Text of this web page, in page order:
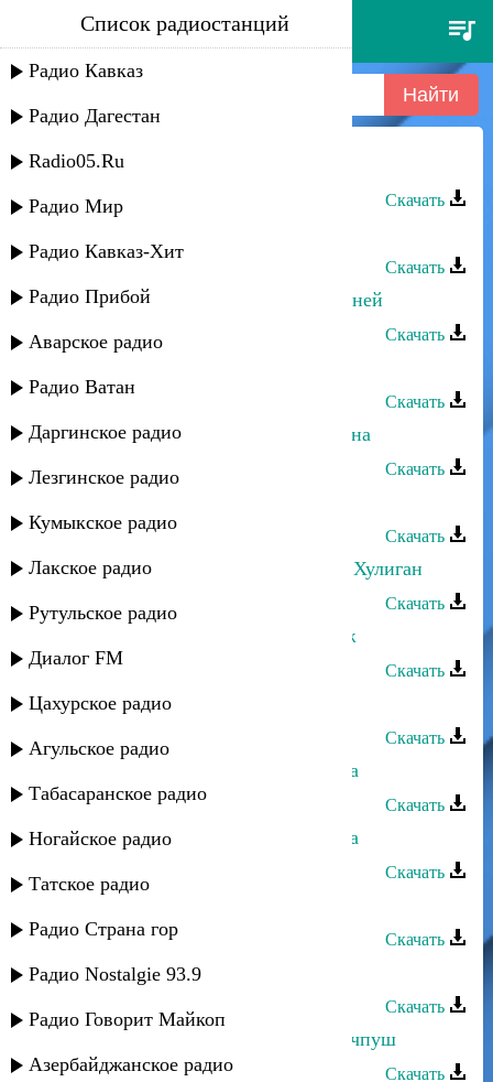
султан лагучев - чердак
Список радиостанций
Радио Кавказ
Радио Дагестан
Radio05.Ru
Радио Мир
Радио Кавказ-Хит
Радио Прибой
Аварское радио
Радио Ватан
Даргинское радио
Лезгинское радио
Кумыкское радио
Лакское радио
Рутульское радио
Диалог FM
Цахурское радио
Агульское радио
Табасаранское радио
Ногайское радио
Татское радио
Радио Страна гор
Радио Nostalgie 93.9
Радио Говорит Майкоп
Азербайджанское радио
Султан Лагучев - Баъапl бара
Скачать
Скачать
Султан Лагучев - Йачвхъагlайа адуней
Скачать
Скачать
Султан Лагучев - Между нами война
Скачать
Скачать
Султан Лагучев, Ислам Итляшев - Хулиган
Скачать
Султан Лагучев - Дыгъэри къохьэж
Скачать
Султан Лагучев - Надылра
Скачать
Султан Лагучев - Йсырба хlбзибара
Скачать
Султан Лагучев - Абыгъь гIважьква
Скачать
Скачать
Султан Лагучев - Огнеопасная
Скачать
Султан Лагучев - ЙачIвыйа са йысчпуш
Скачать